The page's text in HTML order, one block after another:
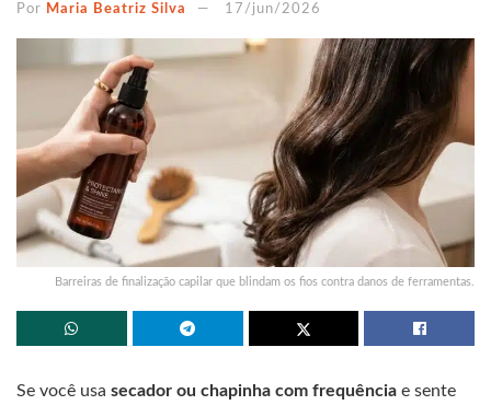
Por Maria Beatriz Silva 17/jun/2026
Barreiras de finalização capilar que blindam os fios contra danos de ferramentas.
Se você usa secador ou chapinha com frequência e sente